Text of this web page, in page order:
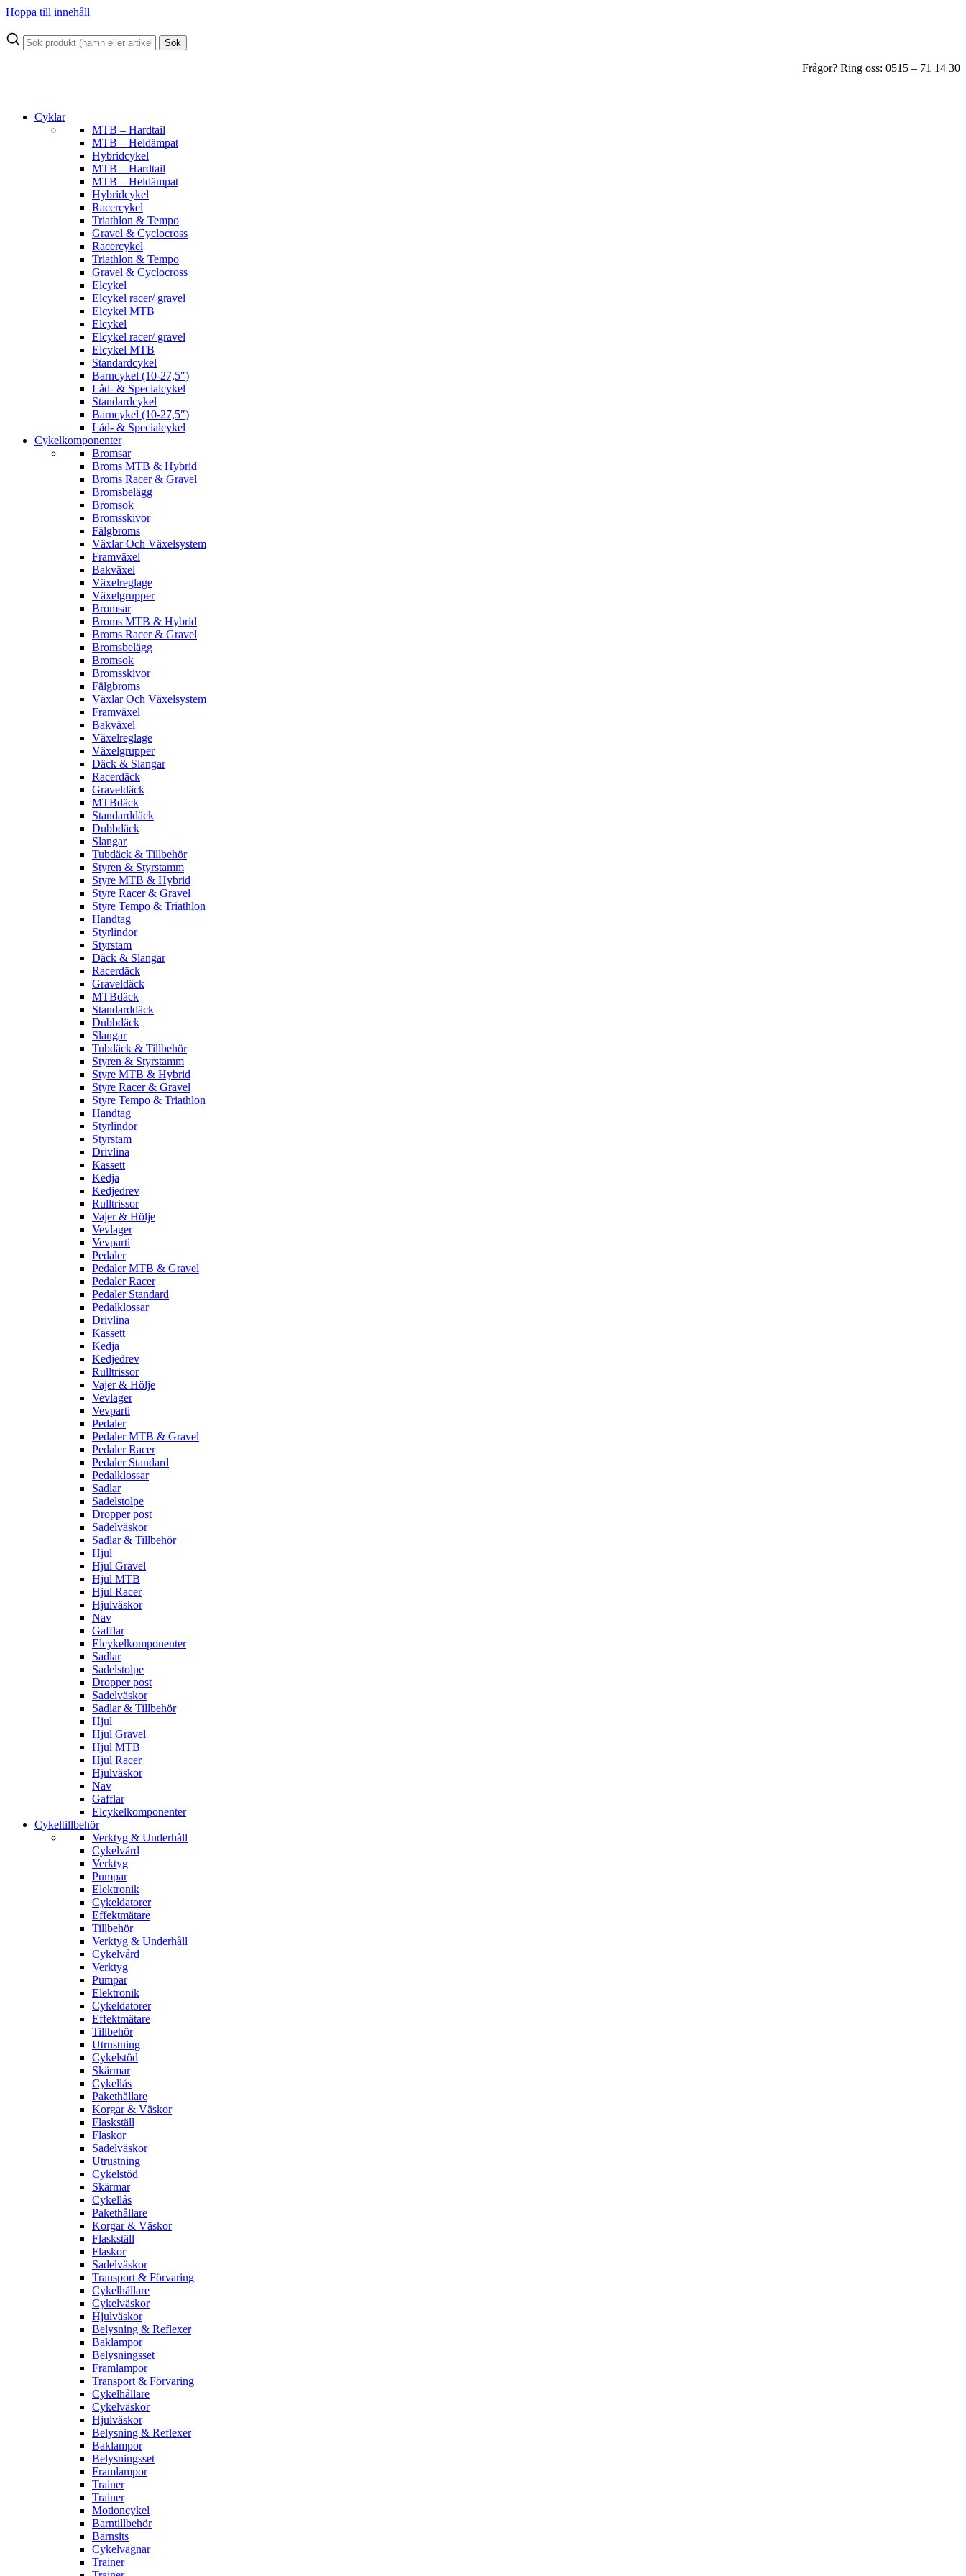
Hoppa till innehåll
Sök
Frågor? Ring oss: 0515 – 71 14 30
Cyklar
MTB – Hardtail
MTB – Heldämpat
Hybridcykel
MTB – Hardtail
MTB – Heldämpat
Hybridcykel
Racercykel
Triathlon & Tempo
Gravel & Cyclocross
Racercykel
Triathlon & Tempo
Gravel & Cyclocross
Elcykel
Elcykel racer/ gravel
Elcykel MTB
Elcykel
Elcykel racer/ gravel
Elcykel MTB
Standardcykel
Barncykel (10-27,5″)
Låd- & Specialcykel
Standardcykel
Barncykel (10-27,5″)
Låd- & Specialcykel
Cykelkomponenter
Bromsar
Broms MTB & Hybrid
Broms Racer & Gravel
Bromsbelägg
Bromsok
Bromsskivor
Fälgbroms
Växlar Och Växelsystem
Framväxel
Bakväxel
Växelreglage
Växelgrupper
Bromsar
Broms MTB & Hybrid
Broms Racer & Gravel
Bromsbelägg
Bromsok
Bromsskivor
Fälgbroms
Växlar Och Växelsystem
Framväxel
Bakväxel
Växelreglage
Växelgrupper
Däck & Slangar
Racerdäck
Graveldäck
MTBdäck
Standarddäck
Dubbdäck
Slangar
Tubdäck & Tillbehör
Styren & Styrstamm
Styre MTB & Hybrid
Styre Racer & Gravel
Styre Tempo & Triathlon
Handtag
Styrlindor
Styrstam
Däck & Slangar
Racerdäck
Graveldäck
MTBdäck
Standarddäck
Dubbdäck
Slangar
Tubdäck & Tillbehör
Styren & Styrstamm
Styre MTB & Hybrid
Styre Racer & Gravel
Styre Tempo & Triathlon
Handtag
Styrlindor
Styrstam
Drivlina
Kassett
Kedja
Kedjedrev
Rulltrissor
Vajer & Hölje
Vevlager
Vevparti
Pedaler
Pedaler MTB & Gravel
Pedaler Racer
Pedaler Standard
Pedalklossar
Drivlina
Kassett
Kedja
Kedjedrev
Rulltrissor
Vajer & Hölje
Vevlager
Vevparti
Pedaler
Pedaler MTB & Gravel
Pedaler Racer
Pedaler Standard
Pedalklossar
Sadlar
Sadelstolpe
Dropper post
Sadelväskor
Sadlar & Tillbehör
Hjul
Hjul Gravel
Hjul MTB
Hjul Racer
Hjulväskor
Nav
Gafflar
Elcykelkomponenter
Sadlar
Sadelstolpe
Dropper post
Sadelväskor
Sadlar & Tillbehör
Hjul
Hjul Gravel
Hjul MTB
Hjul Racer
Hjulväskor
Nav
Gafflar
Elcykelkomponenter
Cykeltillbehör
Verktyg & Underhåll
Cykelvård
Verktyg
Pumpar
Elektronik
Cykeldatorer
Effektmätare
Tillbehör
Verktyg & Underhåll
Cykelvård
Verktyg
Pumpar
Elektronik
Cykeldatorer
Effektmätare
Tillbehör
Utrustning
Cykelstöd
Skärmar
Cykellås
Pakethållare
Korgar & Väskor
Flaskställ
Flaskor
Sadelväskor
Utrustning
Cykelstöd
Skärmar
Cykellås
Pakethållare
Korgar & Väskor
Flaskställ
Flaskor
Sadelväskor
Transport & Förvaring
Cykelhållare
Cykelväskor
Hjulväskor
Belysning & Reflexer
Baklampor
Belysningsset
Framlampor
Transport & Förvaring
Cykelhållare
Cykelväskor
Hjulväskor
Belysning & Reflexer
Baklampor
Belysningsset
Framlampor
Trainer
Trainer
Motioncykel
Barntillbehör
Barnsits
Cykelvagnar
Trainer